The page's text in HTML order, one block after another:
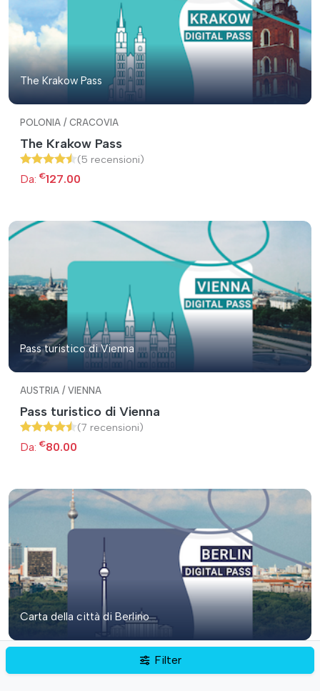
The Krakow Pass
POLONIA / CRACOVIA
The Krakow Pass
(5 recensioni)
Da: €127.00
Pass turistico di Vienna
AUSTRIA / VIENNA
Pass turistico di Vienna
(7 recensioni)
Da: €80.00
Carta della città di Berlino
Filter